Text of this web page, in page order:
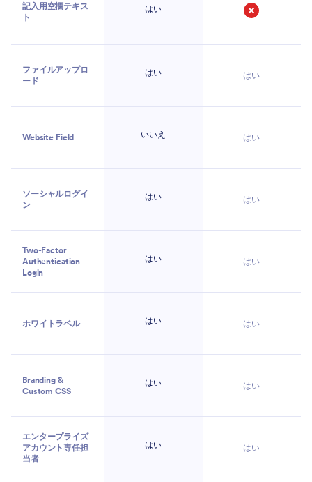
記入用空欄テキス
ト
はい
ファイルアップロ
ード
はい はい
Website Field いいえ はい
ソーシャルログイ
ン
はい はい
Two-Factor
Authentication
Login
はい はい
ホワイトラベル はい はい
Branding &
Custom CSS
はい はい
エンタープライズ
アカウント専任担
当者
はい はい